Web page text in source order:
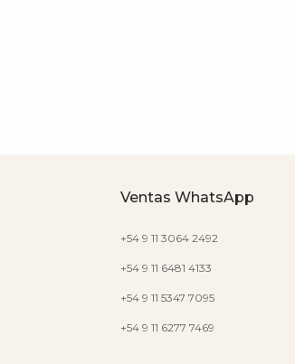
Ventas WhatsApp
+54 9 11 3064 2492
+54 9 11 6481 4133
+54 9 11 5347 7095
+54 9 11 6277 7469